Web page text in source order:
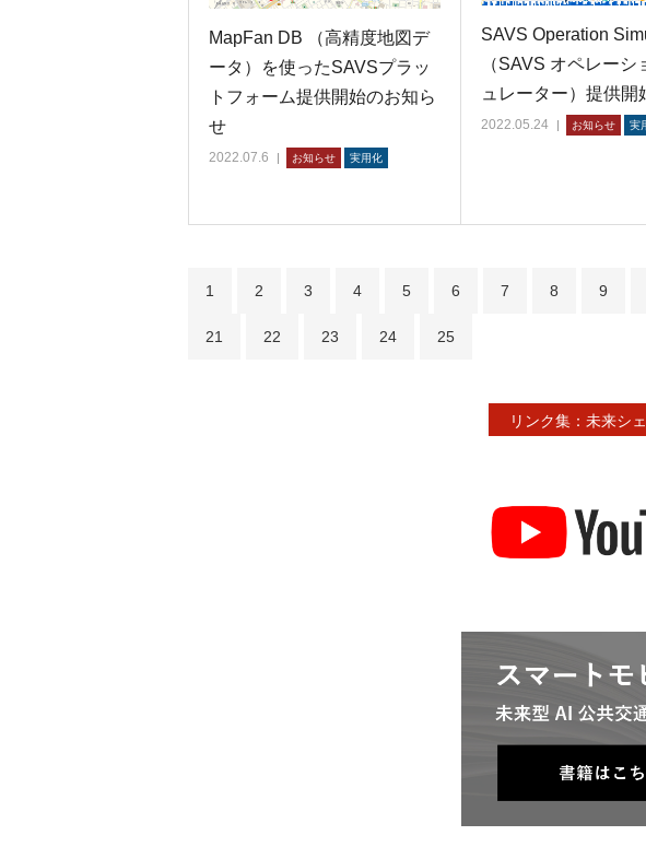
MapFan DB （高精度地図デ
ータ）を使ったSAVSプラッ
トフォーム提供開始のお知ら
せ
2022.07.6 お知らせ 実用化
SAVS Operation
（SAVS オペレーシ
ュレーター）提供
2022.05.24 お知らせ 実
1 2 3 4 5 6 7 8 9
21 22 23 24 25
リンク集：未来シ